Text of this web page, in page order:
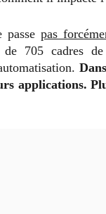
passepas
705 cadres
Dans
applications.